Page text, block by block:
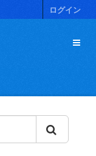
ログイン